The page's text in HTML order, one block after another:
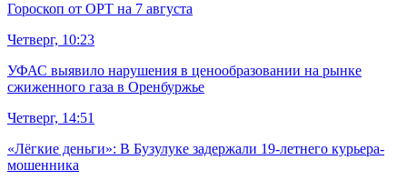
Гороскоп от ОРТ на 7 августа
Четверг, 10:23
УФАС выявило нарушения в ценообразовании на рынке
сжиженного газа в Оренбуржье
Четверг, 14:51
«Лёгкие деньги»: В Бузулуке задержали 19-летнего курьера-
мошенника